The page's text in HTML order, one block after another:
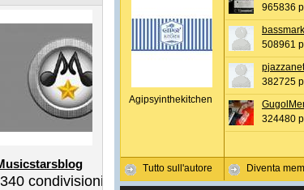
condivisioni
Agipsyinthekitchen
Tutto sull'autore
965836
bassmark
508961
382725
324480
Diventa